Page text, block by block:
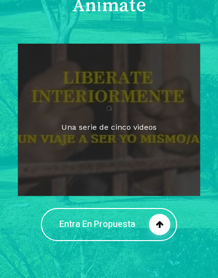
Anímate
Una serie de cinco videos
Para un tiempo de
Cuaresma
El camino hacia la libertad
Barreras de la libertad interior
Fortaleciendo mi libertad
Entra En Propuesta